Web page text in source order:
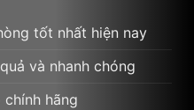
tốt nhất hiện nay
và nhanh chóng
hãng